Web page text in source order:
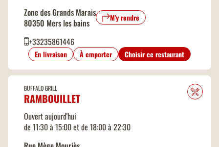
Zone des Grands Marais
80350 Mers les bains
M'y rendre
+33235861446
En livraison À emporter Choisir ce restaurant
BUFFALO GRILL
RAMBOUILLET
Ouvert aujourd'hui
de 11:30 à 15:00 et de 18:00 à 22:30